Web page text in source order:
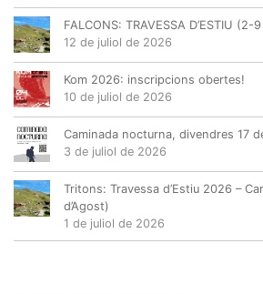
FALCONS: TRAVESSA D’ESTIU (2-9
12 de juliol de 2026
Kom 2026: inscripcions obertes!
10 de juliol de 2026
Caminada nocturna, divendres 17
3 de juliol de 2026
Tritons: Travessa d’Estiu 2026 –
d’Agost)
1 de juliol de 2026